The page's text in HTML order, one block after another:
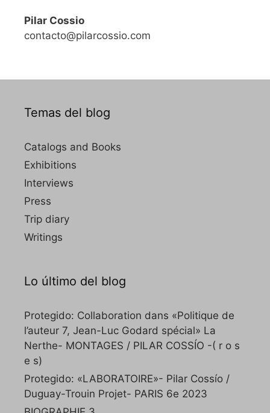
Pilar Cossio
contacto@pilarcossio.com
Temas del blog
Catalogs and Books
Exhibitions
Interviews
Press
Trip diary
Writings
Lo último del blog
Protegido: Collaboration dans «Politique de
l’auteur 7, Jean-Luc Godard spécial» La
Nerthe- MONTAGES / PILAR COSSÍO -( r o s
e s)
Protegido: «LABORATOIRE»- Pilar Cossío /
Duguay-Trouin Projet- PARIS 6e 2023